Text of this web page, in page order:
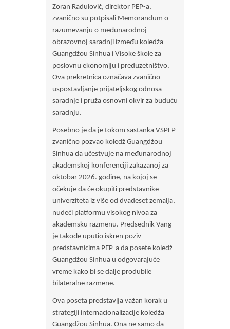
Zoran Radulović, direktor PEP-a,
zvanično su potpisali Memorandum o
razumevanju o međunarodnoj
obrazovnoj saradnji između koledža
Guangdžou Sinhua i Visoke škole za
poslovnu ekonomiju i preduzetništvo.
Ova prekretnica označava zvanično
uspostavljanje prijateljskog odnosa
saradnje i pruža osnovni okvir za buduću
saradnju.
Posebno je da je tokom sastanka VSPEP
zvanično pozvao koledž Guangdžou
Sinhua da učestvuje na međunarodnoj
akademskoj konferenciji zakazanoj za
oktobar 2026. godine, na kojoj se
očekuje da će okupiti predstavnike
univerziteta iz više od dvadeset zemalja,
nudeći platformu visokog nivoa za
akademsku razmenu. Predsednik Vang
je takođe uputio iskren poziv
predstavnicima PEP-a da posete koledž
Guangdžou Sinhua u odgovarajuće
vreme kako bi se dalje produbile
bilateralne razmene.
Ova poseta predstavlja važan korak u
strategiji internacionalizacije koledža
Guangdžou Sinhua. Ona ne samo da